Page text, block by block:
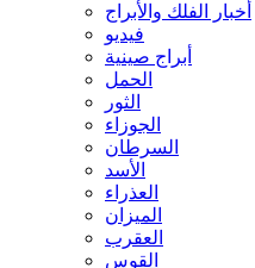
أخبار الفلك والأبراج
فيديو
أبراج صينية
الحمل
الثور
الجوزاء
السرطان
الأسد
العذراء
الميزان
العقرب
القوس